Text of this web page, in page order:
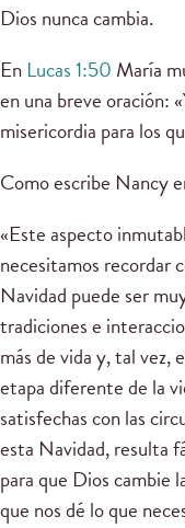
Dios nunca cambia.
En Lucas 1:50 María
en una breve oración:
misericordia para los
Como escribe Nancy
«Este aspecto
necesitamos recordar
Navidad puede ser
tradiciones e
más de vida y, tal
etapa diferente de la
satisfechas con las
esta Navidad, resulta
para que Dios cambie
que nos dé lo que